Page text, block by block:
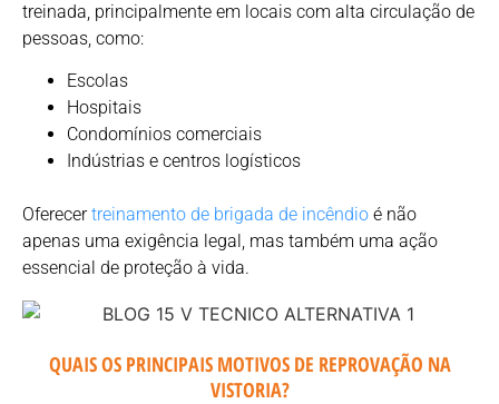
treinada, principalmente em locais com alta circulação de
pessoas, como:
Escolas
Hospitais
Condomínios comerciais
Indústrias e centros logísticos
Oferecertreinamento de brigada de incêndio é não
apenas uma exigência legal, mas também uma ação
essencial de proteção à vida.
QUAIS OS PRINCIPAIS MOTIVOS DE REPROVAÇÃO NA
VISTORIA?